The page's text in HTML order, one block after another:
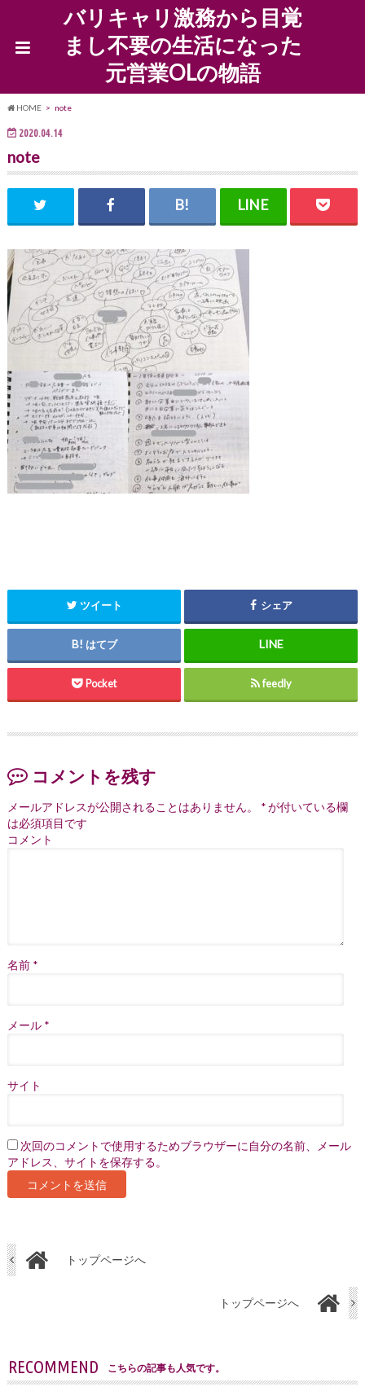
バリキャリ激務から目覚
まし不要の生活になった
元営業OLの物語
HOME note
2020.04.14
note
ツイート シェア
はてブ
Pocket feedly
コメントを残す
メールアドレスが公開されることはありません。 *が付いている欄
は必須項目です
コメント
名前 *
メール *
サイト
次回のコメントで使用するためブラウザーに自分の名前、メール
アドレス、サイトを保存する。
トップページへ
トップページへ
RECOMMEND こちらの記事も人気です。